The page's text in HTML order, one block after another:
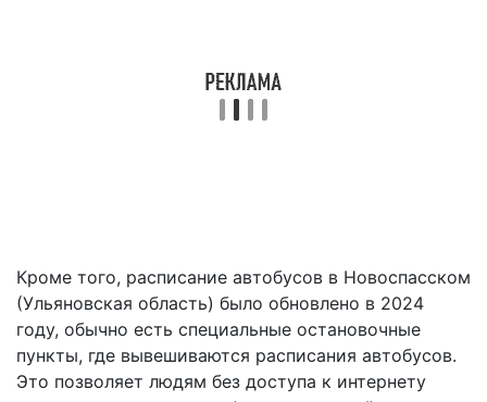
Кроме того, расписание автобусов в Новоспасском
(Ульяновская область) было обновлено в 2024
году, обычно есть специальные остановочные
пункты, где вывешиваются расписания автобусов.
Это позволяет людям без доступа к интернету